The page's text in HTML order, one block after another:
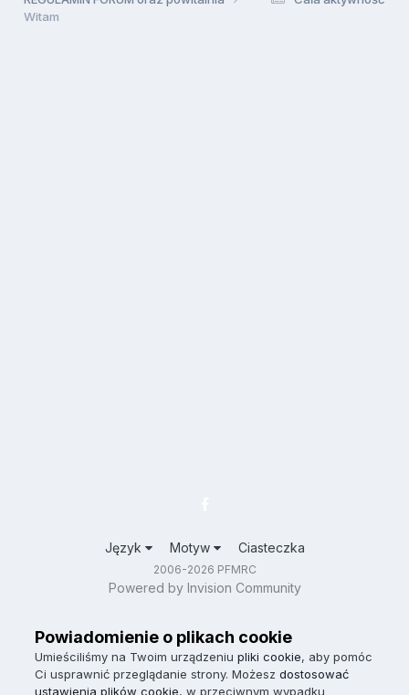
Witam
Język Motyw Ciasteczka
2006-2026 PFMRC
Powered by Invision Community
Powiadomienie o plikach cookie
Umieściliśmy na Twoim urządzeniu pliki cookie, aby pomóc
Ci usprawnić przeglądanie strony. Możesz dostosować
ustawienia plików cookie, w przeciwnym wypadku